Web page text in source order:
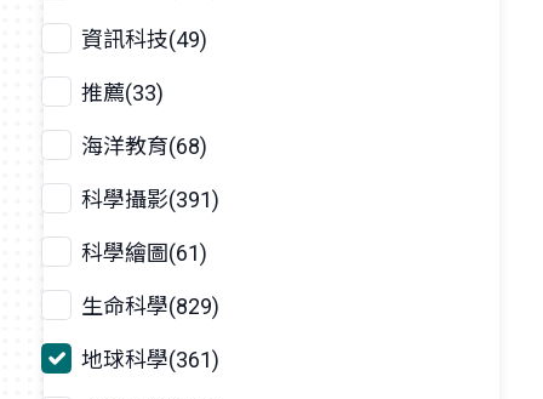
資訊科技(49)
推薦(33)
海洋教育(68)
科學攝影(391)
科學繪圖(61)
生命科學(829)
地球科學(361)